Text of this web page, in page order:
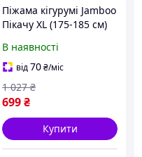
Піжама кігурумі Jamboo
Пікачу XL (175-185 см)
В наявності
від70₴/міс
699₴
1 027 ₴
Купити